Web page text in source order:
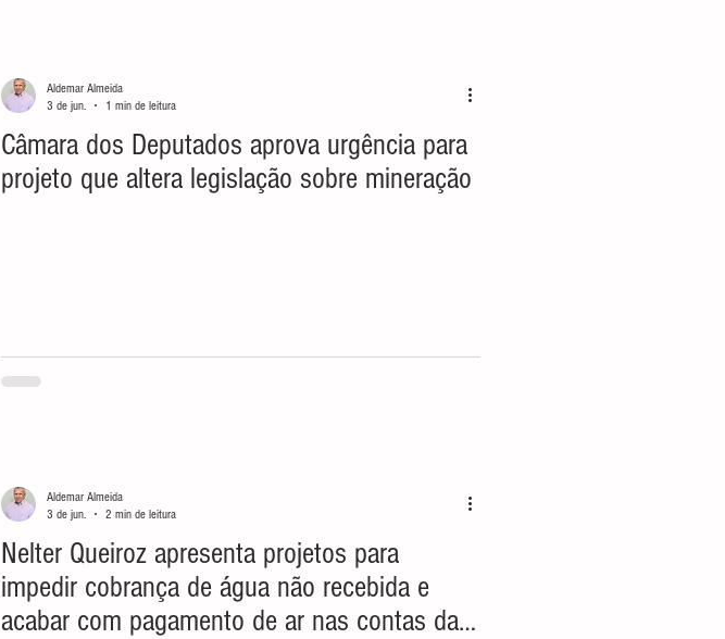
Câmara dos Deputados aprova urgência para
projeto que altera legislação sobre mineração
Aldemar Almeida
3 de jun.
1 min de leitura
Nelter Queiroz apresenta projetos para
impedir cobrança de água não recebida e
acabar com pagamento de ar nas contas da
Aldemar Almeida
3 de jun.
2 min de leitura